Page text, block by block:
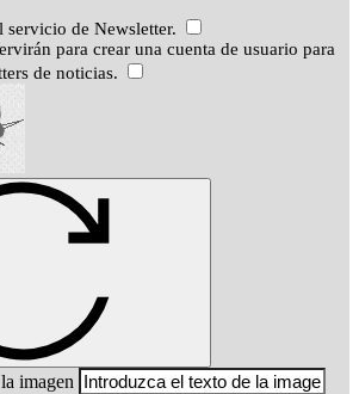
servicio de Newsletter.
para crear una cuenta de usuario para
de noticias.
imagen